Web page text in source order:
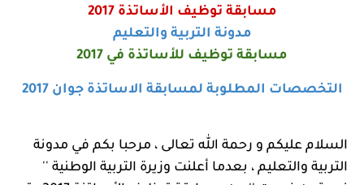
مسابقة توظيف الأساتذة 2017
مدونة التربية والتعليم
مسابقة توظيف للأساتذة في 2017
التخصصات المطلوبة لمسابقة الاساتذة جوان 2017
السلام عليكم و رحمة الله تعالى ، مرحبا بكم في مدونة
التربية والتعليم ، بعدما أعلنت وزيرة التربية الوطنية ''